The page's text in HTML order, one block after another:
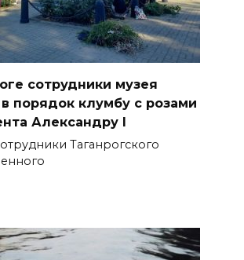
сотрудники музея
порядок клумбу с розами
Александру I
Таганрогского